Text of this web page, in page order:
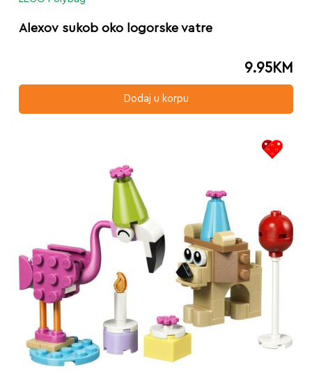
Alexov sukob oko logorske vatre
9.95KM
Dodaj u korpu